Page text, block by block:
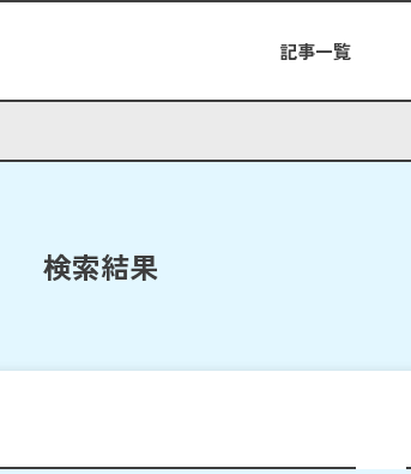
記事一覧
検索結果